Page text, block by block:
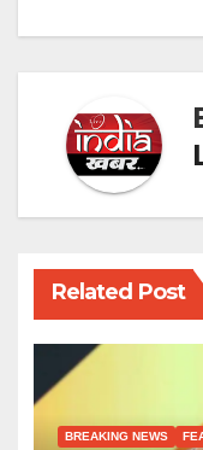
Related Post
BREAKING NEWS